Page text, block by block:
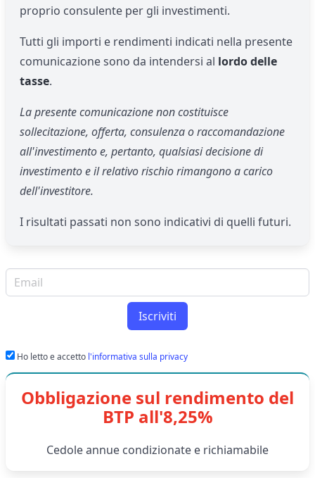
proprio consulente per gli investimenti.
Tutti gli importi e rendimenti indicati nella presente
comunicazione sono da intendersi al lordo delle
tasse.
La presente comunicazione non costituisce
sollecitazione, offerta, consulenza o raccomandazione
all'investimento e, pertanto, qualsiasi decisione di
investimento e il relativo rischio rimangono a carico
dell'investitore.
I risultati passati non sono indicativi di quelli futuri.
Email per newsletter
Iscriviti
Ho letto e accetto l'informativa sulla privacy
Obbligazione sul rendimento del
BTP all'8,25%
Cedole annue condizionate e richiamabile